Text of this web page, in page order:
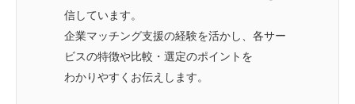
信しています。
企業マッチング支援の経験を活かし、各サー
ビスの特徴や比較・選定のポイントを
わかりやすくお伝えします。